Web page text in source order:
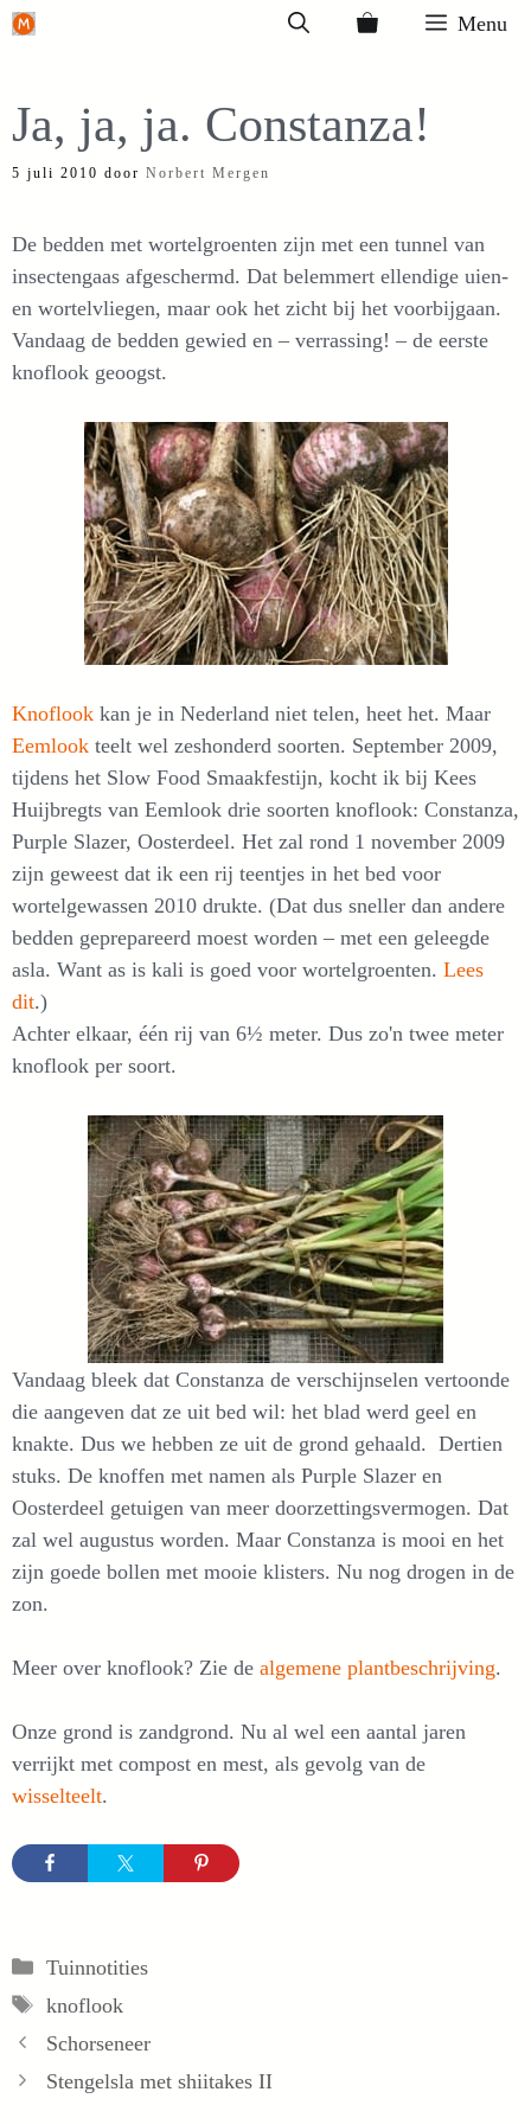
Ga
inhoud
Menu
Ja, ja, ja. Constanza!
5 juli 2010 door Norbert Mergen
De bedden met wortelgroenten zijn met een tunnel van
insectengaas afgeschermd. Dat belemmert ellendige uien-
en wortelvliegen, maar ook het zicht bij het voorbijgaan.
Vandaag de bedden gewied en – verrassing! – de eerste
knoflook geoogst.
Knoflook kan je in Nederland niet telen, heet het. Maar
Eemlook teelt wel zeshonderd soorten. September 2009,
tijdens het Slow Food Smaakfestijn, kocht ik bij Kees
Huijbregts van Eemlook drie soorten knoflook: Constanza,
Purple Slazer, Oosterdeel. Het zal rond 1 november 2009
zijn geweest dat ik een rij teentjes in het bed voor
wortelgewassen 2010 drukte. (Dat dus sneller dan andere
bedden geprepareerd moest worden – met een geleegde
asla. Want as is kali is goed voor wortelgroenten. Lees
dit.)
Achter elkaar, één rij van 6½ meter. Dus zo'n twee meter
knoflook per soort.
Vandaag bleek dat Constanza de verschijnselen vertoonde
die aangeven dat ze uit bed wil: het blad werd geel en
knakte. Dus we hebben ze uit de grond gehaald. Dertien
stuks. De knoffen met namen als Purple Slazer en
Oosterdeel getuigen van meer doorzettingsvermogen. Dat
zal wel augustus worden. Maar Constanza is mooi en het
zijn goede bollen met mooie klisters. Nu nog drogen in de
zon.
Meer over knoflook? Zie de algemene plantbeschrijving.
Onze grond is zandgrond. Nu al wel een aantal jaren
verrijkt met compost en mest, als gevolg van de
wisselteelt.
Categorieën
Tuinnotities
Tags
knoflook
Schorseneer
Stengelsla met shiitakes II